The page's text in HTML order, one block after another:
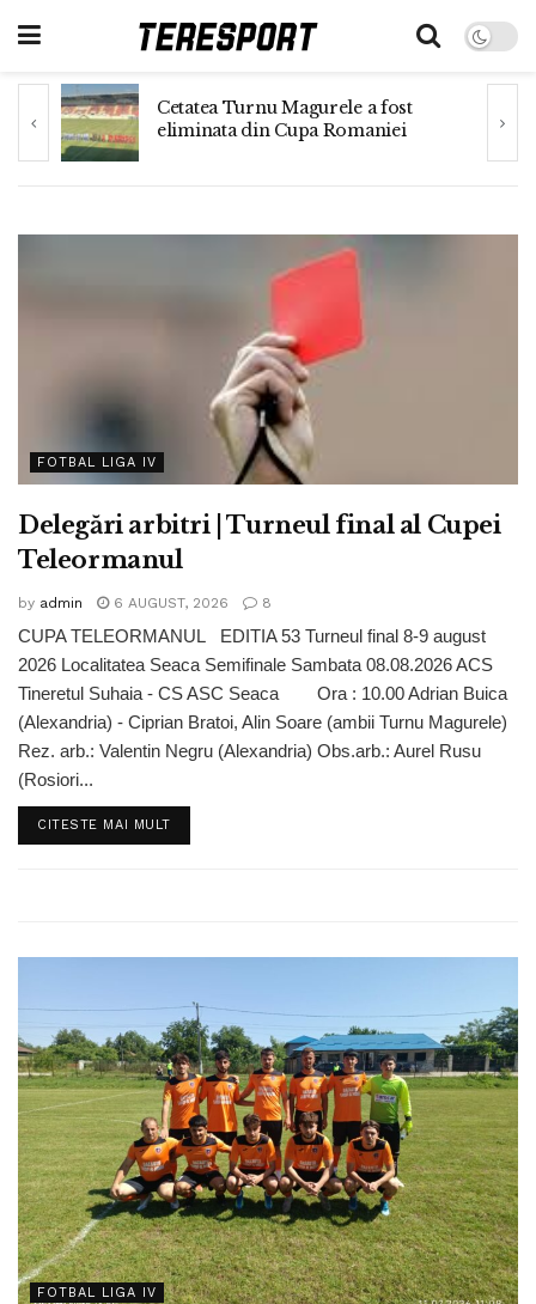
Cetatea Turnu Magurele a fost
eliminata din Cupa Romaniei
FOTBAL LIGA IV
Delegări arbitri | Turneul final al Cupei
Teleormanul
by admin 6 AUGUST, 2026 8
CUPA TELEORMANUL EDITIA 53 Turneul final 8-9 august
2026 Localitatea Seaca Semifinale Sambata 08.08.2026 ACS
Tineretul Suhaia - CS ASC Seaca Ora : 10.00 Adrian Buica
(Alexandria) - Ciprian Bratoi, Alin Soare (ambii Turnu Magurele)
Rez. arb.: Valentin Negru (Alexandria) Obs.arb.: Aurel Rusu
(Rosiori...
CITESTE MAI MULTDETAILS
FOTBAL LIGA IV